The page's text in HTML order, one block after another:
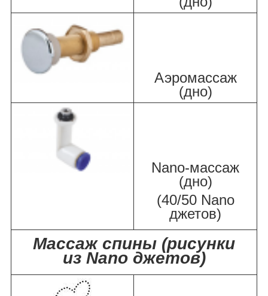
Аэромассаж
(дно)
Nano-массаж
(дно)
(40/50 Nano
джетов)
Массаж спины (рисунки
из Nano джетов)